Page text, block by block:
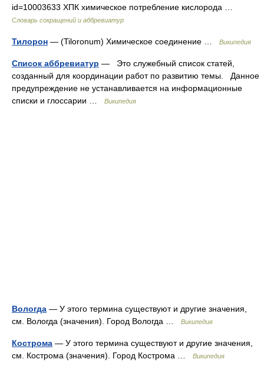
id=10003633 ХПК химическое потребление кислорода …
Словарь сокращений и аббревиатур
Тилорон — (Tiloronum) Химическое соединение … Википедия
Список аббревиатур — Это служебный список статей,
созданный для координации работ по развитию темы. Данное
предупреждение не устанавливается на информационные
списки и глоссарии …
Википедия
Вологда — У этого термина существуют и другие значения,
см. Вологда (значения). Город Вологда …
Википедия
Кострома — У этого термина существуют и другие значения,
см. Кострома (значения). Город Кострома …
Википедия